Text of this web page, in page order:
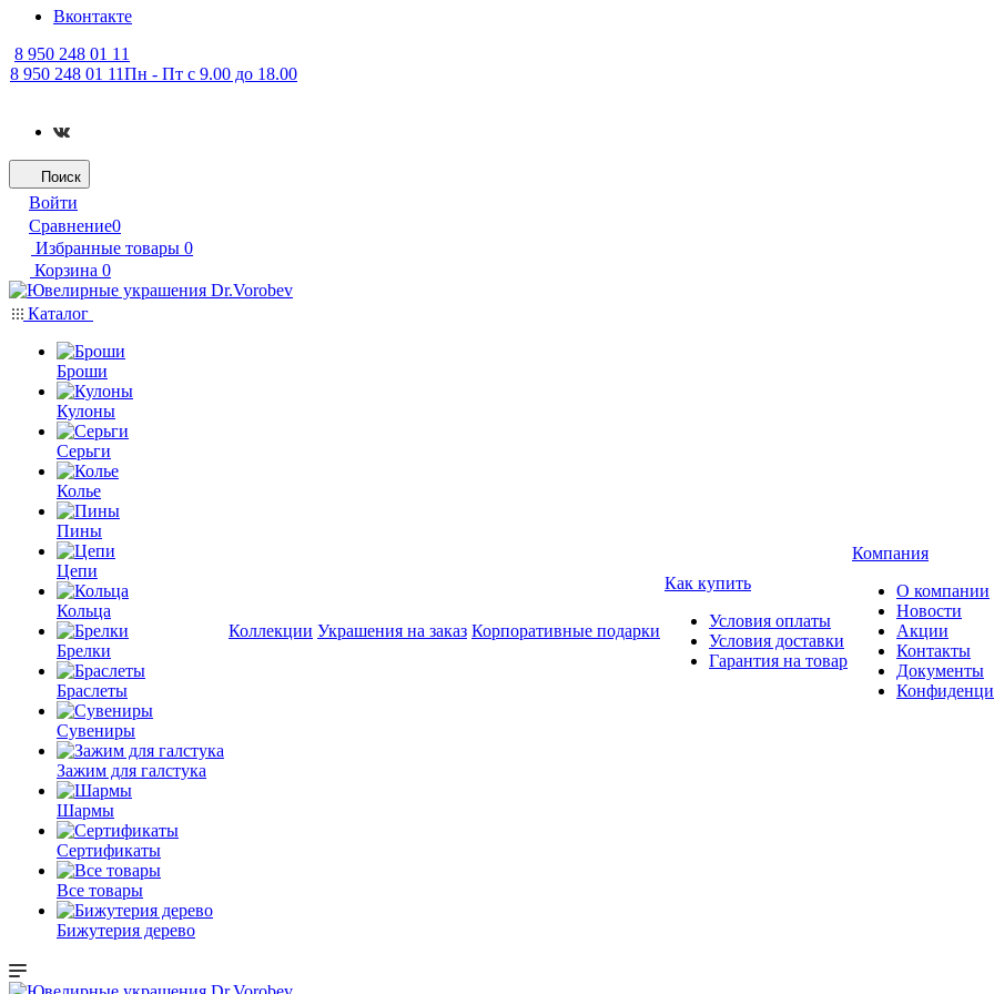
Вконтакте
8 950 248 01 11
8 950 248 01 11Пн - Пт с 9.00 до 18.00
Поиск
Войти
Сравнение0
Избранные товары 0
Корзина 0
Каталог
Броши
Кулоны
Серьги
Колье
Пины
Цепи
Кольца
Брелки
Браслеты
Сувениры
Зажим для галстука
Шармы
Сертификаты
Все товары
Бижутерия дерево
Коллекции Украшения на заказ Корпоративные подарки
Как купить
Условия оплаты
Условия доставки
Гарантия на товар
Компания
О компании
Новости
Акции
Контакты
Документы